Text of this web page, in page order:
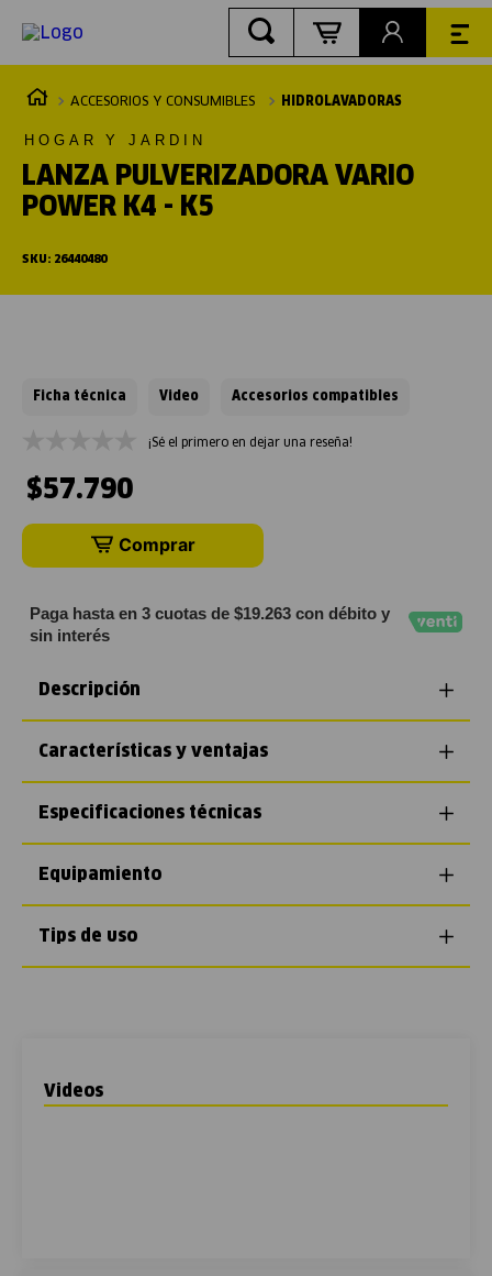
ACCESORIOS Y CONSUMIBLES HIDROLAVADORAS
HOGAR Y JARDIN
LANZA PULVERIZADORA VARIO
POWER K4 - K5
SKU: 26440480
Ficha técnica Video Accesorios compatibles
¡Sé el primero en dejar una reseña!
$57.790
Comprar
Paga hasta en 3 cuotas de $19.263 con débito y
sin interés
Descripción
Características y ventajas
Especificaciones técnicas
Equipamiento
Tips de uso
Videos